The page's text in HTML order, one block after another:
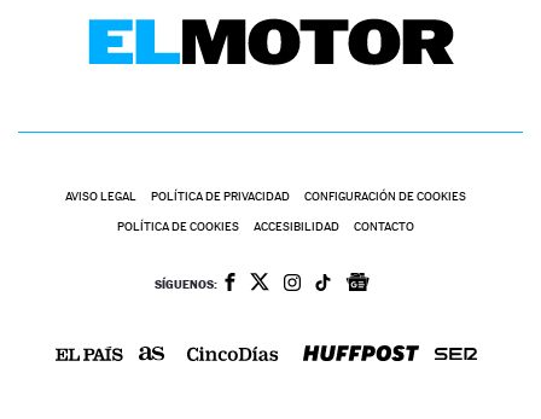
AVISO LEGAL POLÍTICA DE PRIVACIDAD CONFIGURACIÓN DE COOKIES
POLÍTICA DE COOKIES ACCESIBILIDAD CONTACTO
SÍGUENOS: